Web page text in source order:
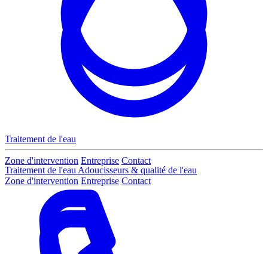
Traitement de l'eau Adoucisseurs & qualité de l'eau
Zone d'intervention Entreprise Contact
Traitement de l'eau
Zone d'intervention Entreprise Contact